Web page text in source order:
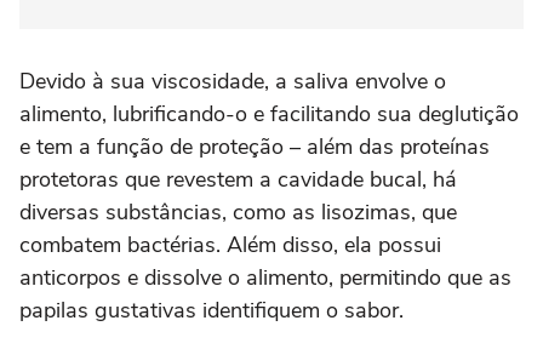
Devido à sua viscosidade, a saliva envolve o
alimento, lubrificando-o e facilitando sua deglutição
e tem a função de proteção – além das proteínas
protetoras que revestem a cavidade bucal, há
diversas substâncias, como as lisozimas, que
combatem bactérias. Além disso, ela possui
anticorpos e dissolve o alimento, permitindo que as
papilas gustativas identifiquem o sabor.